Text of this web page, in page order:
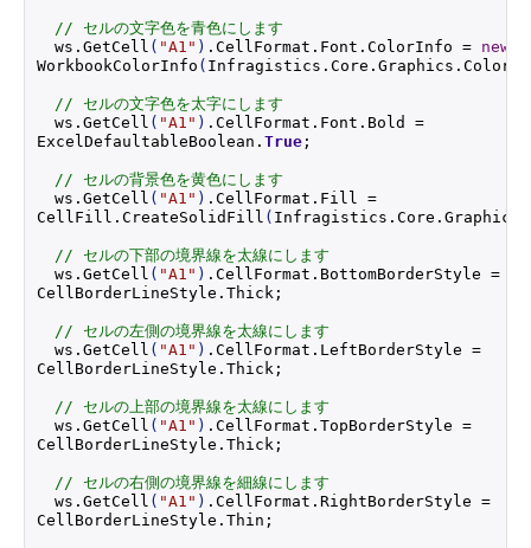
// セルの文字色を青色にします
ws. GetCell ( "A1" ) . CellFormat . Font . ColorInfo = new
WorkbookColorInfo ( Infragistics. Core . Graphics . Colors
// セルの文字色を太字にします
ws. GetCell ( "A1" ) . CellFormat . Font . Bold
=
ExcelDefaultableBoolean. True ;
// セルの背景色を黄色にします
ws. GetCell ( "A1" ) . CellFormat . Fill =
CellFill. CreateSolidFill ( Infragistics. Core . Graphics
// セルの下部の境界線を太線にします
ws. GetCell ( "A1" ) . CellFormat . BottomBorderStyle =
CellBorderLineStyle. Thick ;
// セルの左側の境界線を太線にします
ws. GetCell ( "A1" ) . CellFormat . LeftBorderStyle =
CellBorderLineStyle. Thick ;
// セルの上部の境界線を太線にします
ws. GetCell ( "A1" ) . CellFormat . TopBorderStyle =
CellBorderLineStyle. Thick ;
// セルの右側の境界線を細線にします
ws. GetCell ( "A1" ) . CellFormat . RightBorderStyle =
CellBorderLineStyle. Thin ;